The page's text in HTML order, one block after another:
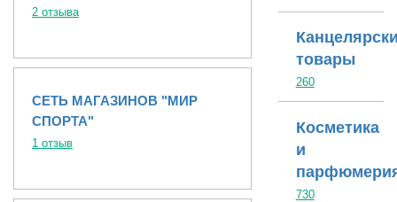
2 отзыва
СЕТЬ МАГАЗИНОВ "МИР
СПОРТА"
1 отзыв
товары
260
Косметика
и
730